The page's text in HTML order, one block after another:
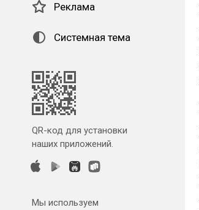
Реклама
Системная тема
QR-код для установки
наших приложений.
Мы используем